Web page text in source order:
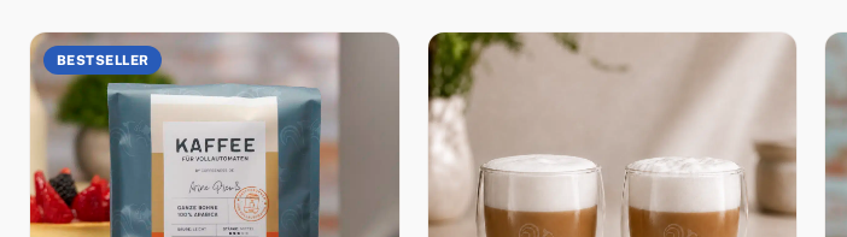
Vollautomaten
Schokoladige Süße. Kaum Säure &
Bitterkeit. Immer frisch für dich geröstet.
BESTSELLER